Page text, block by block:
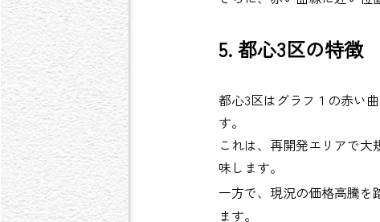
5. 都心3区の特徴
都心3区はグラフ１の赤い
す。
これは、再開発エリアで
味します。
一方で、現況の価格高騰を
ます。